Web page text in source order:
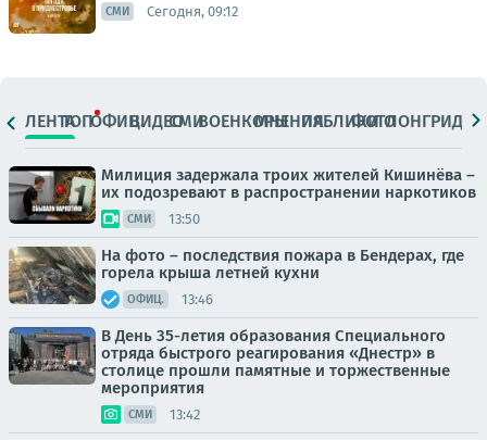
СМИ Сегодня, 09:12
ЛЕНТАТОПОФИЦ.ВИДЕОСМИВОЕНКОРЫМНЕНИЯПАБЛИКИ
ФОТОЛОНГРИДЫ
Милиция задержала троих жителей Кишинёва –
их подозревают в распространении наркотиков
СМИ 13:50
На фото – последствия пожара в Бендерах, где
горела крыша летней кухни
ОФИЦ. 13:46
В День 35-летия образования Специального
отряда быстрого реагирования «Днестр» в
столице прошли памятные и торжественные
мероприятия
СМИ 13:42